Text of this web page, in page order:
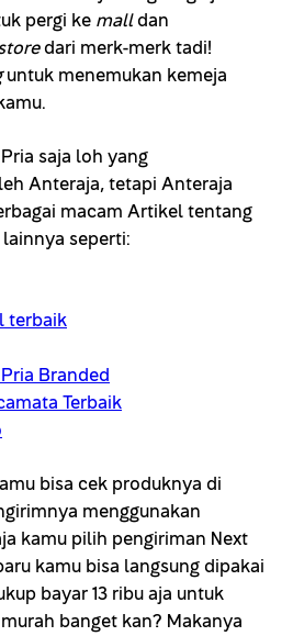
pergi ke malldan
dari merk-merk tadi!
untuk menemukan kemeja
saja loh yang
Anteraja, tetapi Anteraja
macam Artikel tentang
seperti:
terbaik
Branded
Terbaik
bisa cek produknya di
menggunakan
kamu pilih pengiriman Next
kamu bisa langsung dipakai
bayar 13 ribu aja untuk
banget kan? Makanya